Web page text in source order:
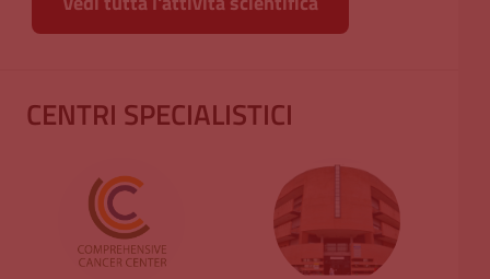
CENTRI SPECIALISTICI